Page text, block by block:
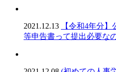
2021.12.13
【令和4年分
等申告書って提出必要な